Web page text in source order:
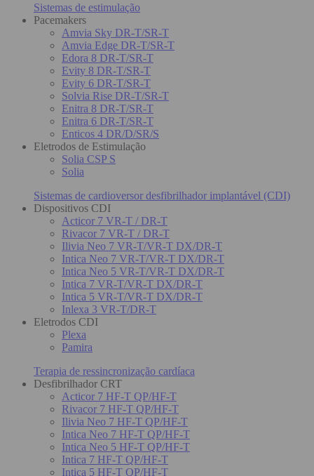
Sistemas de estimulação
Pacemakers
Amvia Sky DR-T/SR-T
Amvia Edge DR-T/SR-T
Edora 8 DR-T/SR-T
Evity 8 DR-T/SR-T
Evity 6 DR-T/SR-T
Solvia Rise DR-T/SR-T
Enitra 8 DR-T/SR-T
Enitra 6 DR-T/SR-T
Enticos 4 DR/D/SR/S
Eletrodos de Estimulação
Solia CSP S
Solia
Sistemas de cardioversor desfibrilhador implantável (CDI)
Dispositivos CDI
Acticor 7 VR-T / DR-T
Rivacor 7 VR-T / DR-T
Ilivia Neo 7 VR-T/VR-T DX/DR-T
Intica Neo 7 VR-T/VR-T DX/DR-T
Intica Neo 5 VR-T/VR-T DX/DR-T
Intica 7 VR-T/VR-T DX/DR-T
Intica 5 VR-T/VR-T DX/DR-T
Inlexa 3 VR-T/DR-T
Eletrodos CDI
Plexa
Pamira
Terapia de ressincronização cardíaca
Desfibrilhador CRT
Acticor 7 HF-T QP/HF-T
Rivacor 7 HF-T QP/HF-T
Ilivia Neo 7 HF-T QP/HF-T
Intica Neo 7 HF-T QP/HF-T
Intica Neo 5 HF-T QP/HF-T
Intica 7 HF-T QP/HF-T
Intica 5 HF-T QP/HF-T